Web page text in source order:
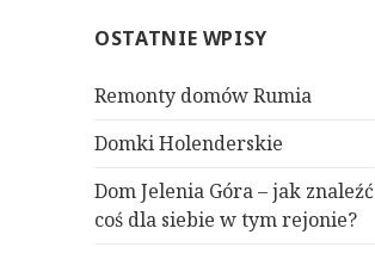
j
OSTATNIE WPISY
Remonty domów Rumia
Domki Holenderskie
Dom Jelenia Góra – jak znaleźć
coś dla siebie w tym rejonie?